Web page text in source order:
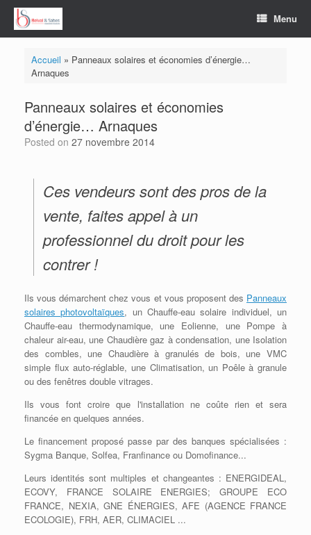
Skip
content
Menu
Accueil » Panneaux solaires et économies d’énergie…
Arnaques
Panneaux solaires et économies
d’énergie… Arnaques
Posted on 27 novembre 2014
Ces vendeurs sont des pros de la
vente, faites appel à un
professionnel du droit pour les
contrer !
Ils vous démarchent chez vous et vous proposent des Panneaux
solaires photovoltaïques, un Chauffe-eau solaire individuel, un
Chauffe-eau thermodynamique, une Eolienne, une Pompe à
chaleur air-eau, une Chaudière gaz à condensation, une Isolation
des combles, une Chaudière à granulés de bois, une VMC
simple flux auto-réglable, une Climatisation, un Poêle à granule
ou des fenêtres double vitrages.
Ils vous font croire que l'installation ne coûte rien et sera
financée en quelques années.
Le financement proposé passe par des banques spécialisées :
Sygma Banque, Solfea, Franfinance ou Domofinance...
Leurs identités sont multiples et changeantes : ENERGIDEAL,
ECOVY, FRANCE SOLAIRE ENERGIES; GROUPE ECO
FRANCE, NEXIA, GNE ÉNERGIES, AFE (AGENCE FRANCE
ECOLOGIE), FRH, AER, CLIMACIEL ...